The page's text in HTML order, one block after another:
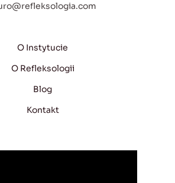
O Instytucie
O Refleksologii
Blog
Kontakt